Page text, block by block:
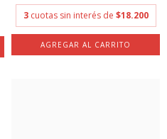
3 cuotas sin interés de $18.200